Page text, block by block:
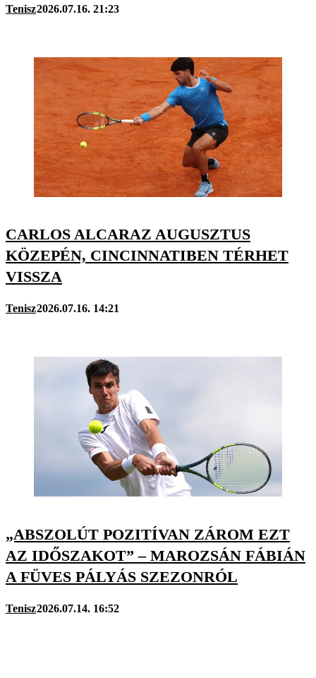
Tenisz2026.07.16. 21:23
CARLOS ALCARAZ AUGUSZTUS
KÖZEPÉN, CINCINNATIBEN TÉRHET
VISSZA
Tenisz2026.07.16. 14:21
„ABSZOLÚT POZITÍVAN ZÁROM EZT
AZ IDŐSZAKOT” – MAROZSÁN FÁBIÁN
A FÜVES PÁLYÁS SZEZONRÓL
Tenisz2026.07.14. 16:52